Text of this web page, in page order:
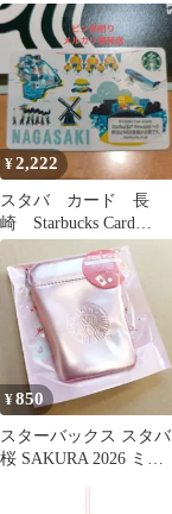
¥2,222
スタバ カード 長
崎 Starbucks Card
NAGASAKI
¥850
スターバックス スタバ
桜 SAKURA 2026 ミニ